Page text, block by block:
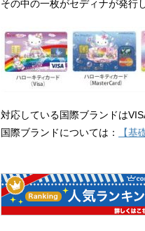
その中の一枚がセディナが発行
対応している国際ブランドは
国際ブランドについては：
【